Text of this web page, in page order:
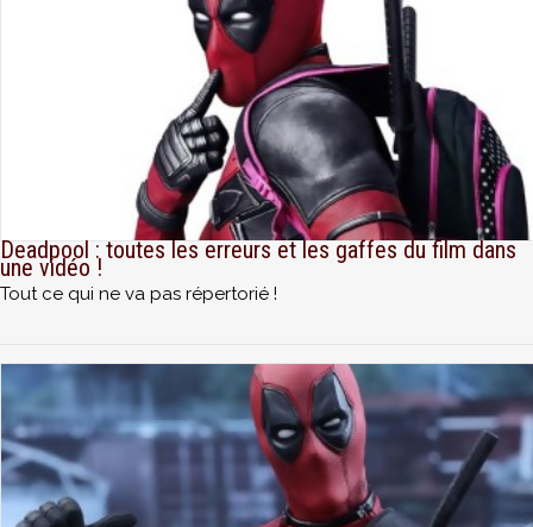
Deadpool : toutes les erreurs et les gaffes du film dans
une vidéo !
Tout ce qui ne va pas répertorié !